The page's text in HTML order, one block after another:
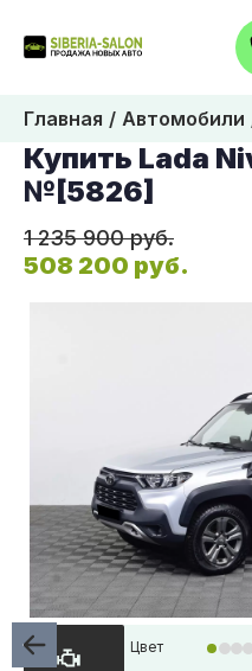
Главная Автомобили
Купить Lada
№[5826]
1 235 900 руб.
508 200 руб.
Цвет